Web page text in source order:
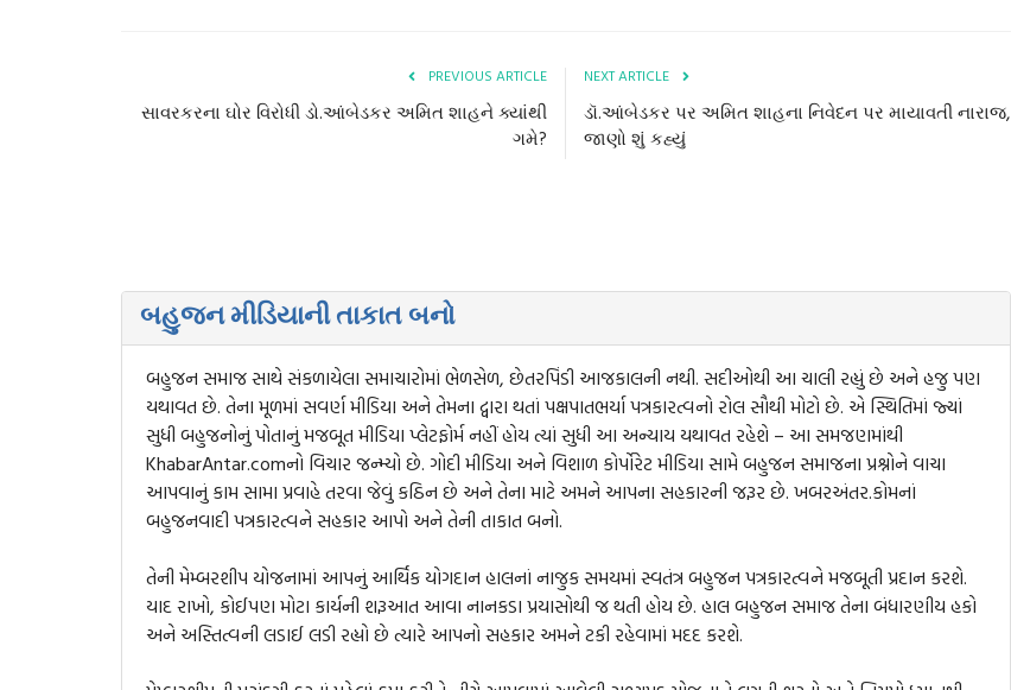
PREVIOUS ARTICLE
સાવરકરના ઘોર વિરોધી ડો.આંબેડકર અમિત શાહને ક્યાંથી
ગમે?
NEXT ARTICLE
ડૉ.આંબેડકર પર અમિત શાહના નિવેદન પર માયાવતી નારાજ,
જાણો શું કહ્યું
બહુજન મીડિયાની તાકાત બનો
બહુજન સમાજ સાથે સંકળાયેલા સમાચારોમાં ભેળસેળ, છેતરપિંડી આજકાલની નથી. સદીઓથી આ ચાલી રહ્યું છે અને હજુ પણ
યથાવત છે. તેના મૂળમાં સવર્ણ મીડિયા અને તેમના દ્વારા થતાં પક્ષપાતભર્યા પત્રકારત્વનો રોલ સૌથી મોટો છે. એ સ્થિતિમાં જ્યાં
સુધી બહુજનોનું પોતાનું મજબૂત મીડિયા પ્લેટફોર્મ નહીં હોય ત્યાં સુધી આ અન્યાય યથાવત રહેશે – આ સમજણમાંથી
KhabarAntar.comનો વિચાર જન્મ્યો છે. ગોદી મીડિયા અને વિશાળ કોર્પોરેટ મીડિયા સામે બહુજન સમાજના પ્રશ્નોને વાચા
આપવાનું કામ સામા પ્રવાહે તરવા જેવું કઠિન છે અને તેના માટે અમને આપના સહકારની જરૂર છે. ખબરઅંતર.કોમનાં
બહુજનવાદી પત્રકારત્વને સહકાર આપો અને તેની તાકાત બનો.
તેની મેમ્બરશીપ યોજનામાં આપનું આર્થિક યોગદાન હાલનાં નાજુક સમયમાં સ્વતંત્ર બહુજન પત્રકારત્વને મજબૂતી પ્રદાન કરશે.
યાદ રાખો, કોઈપણ મોટા કાર્યની શરૂઆત આવા નાનકડા પ્રયાસોથી જ થતી હોય છે. હાલ બહુજન સમાજ તેના બંધારણીય હકો
અને અસ્તિત્વની લડાઈ લડી રહ્યો છે ત્યારે આપનો સહકાર અમને ટકી રહેવામાં મદદ કરશે.